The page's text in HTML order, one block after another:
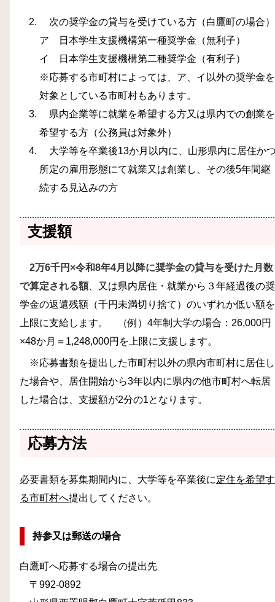
次の奨学金の貸与を受けている方（白鷹町の場合）
ア 日本学生支援機構第一種奨学金（無利子）
イ 日本学生支援機構第二種奨学金（有利子）
※応募する市町村によっては、ア、イ以外の奨学金を
対象としている市町村もあります。
県内企業等に就業を希望する方又は県内での創業を
希望する方（公務員は対象外）
大学等を卒業後13か月以内に、山形県内に居住か
所定の雇用形態にて就業又は創業し、その後5年間継
続する見込みの方
支援額
2万6千円×令和8年4月以降に奨学金の貸与を受けた月数
で算定される額、又は県内居住・就業から３年経過後の奨
学金の返還残額（千円未満切り捨て）のいずれか低い額を
上限に支給します。 （例）4年制大学の場合：26,000円
×48か月＝1,248,000円を上限に支援します。
※応募書類を提出した市町村以外の県内市町村に居住し
た場合や、居住開始から3年以内に県内の他市町村へ転居
した場合は、支援額が2分の1となります。
応募方法
必要書類を募集期間内に、大学等を卒業後に定住を希望す
る市町村へ提出してください。
持参又は郵送の場合
白鷹町へ応募する場合の提出先
〒992‐0892